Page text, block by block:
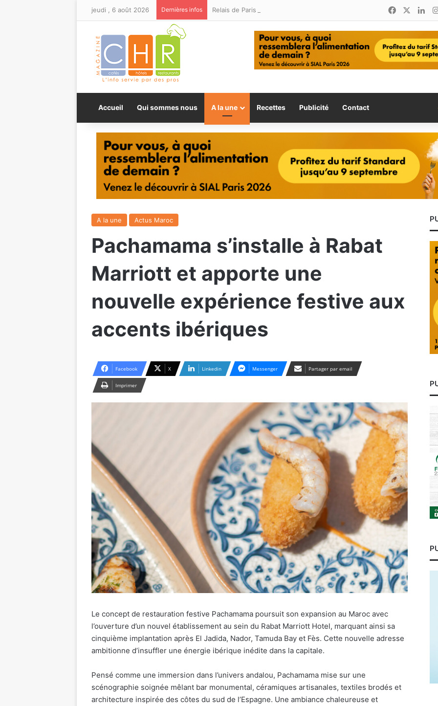
jeudi , 6 août 2026 Dernières infos Facebook
Accueil Qui sommes nous A la une Recettes Publicité Contact
A la une Actus Maroc
Pachamama s’installe à Rabat
Marriott et apporte une
nouvelle expérience festive aux
accents ibériques
Facebook X Linkedin Messenger Partager par email
Imprimer
Le concept de restauration festive Pachamama poursuit son expansion au Maroc avec
l’ouverture d’un nouvel établissement au sein du Rabat Marriott Hotel, marquant ainsi sa
cinquième implantation après El Jadida, Nador, Tamuda Bay et Fès. Cette nouvelle adresse
ambitionne d’insuffler une énergie ibérique inédite dans la capitale.
Pensé comme une immersion dans l’univers andalou, Pachamama mise sur une
scénographie soignée mêlant bar monumental, céramiques artisanales, textiles brodés et
architecture inspirée des côtes du sud de l’Espagne. Une ambiance chaleureuse et